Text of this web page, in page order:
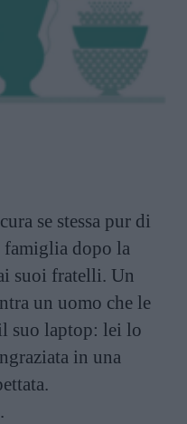
se stessa pur di
famiglia dopo la
suoi fratelli. Un
un uomo che le
suo laptop: lei lo
in una
.